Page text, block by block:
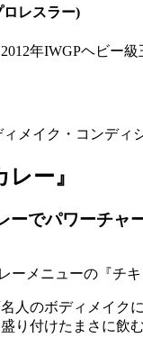
レスラー)
年IWGPヘビー
メイク・コンデ
レー』
ーでパワーチャ
ーメニューの『チ
人のボディメイク
り付けたまさに飲